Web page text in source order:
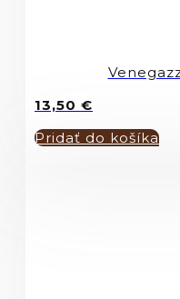
13,50 €
Pridať do košíka